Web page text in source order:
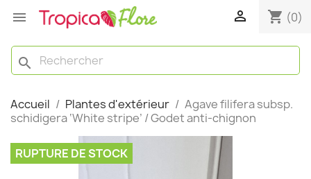
  shopping_cart (0)
search
Accueil Plantes d'extérieur
Agave filifera subsp.
schidigera ‘White stripe’ / Godet anti-chignon
RUPTURE DE STOCK